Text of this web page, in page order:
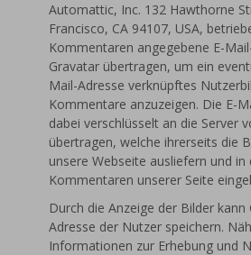
Automattic, Inc. 132 Hawthorne
Francisco, CA 94107, USA,
Kommentaren angegebene E-
Gravatar übertragen, um ein
Mail-Adresse verknüpftes
Kommentare anzuzeigen. Die E-
dabei verschlüsselt an die Server
übertragen, welche ihrerseits die
unsere Webseite ausliefern und in
Kommentaren unserer Seite
Durch die Anzeige der Bilder kann
Adresse der Nutzer speichern.
Informationen zur Erhebung und